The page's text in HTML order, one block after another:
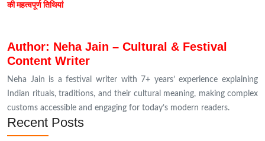
की महत्वपूर्ण तिथियां
Author: Neha Jain – Cultural & Festival
Content Writer
Neha Jain is a festival writer with 7+ years’ experience explaining
Indian rituals, traditions, and their cultural meaning, making complex
customs accessible and engaging for today’s modern readers.
Recent Posts